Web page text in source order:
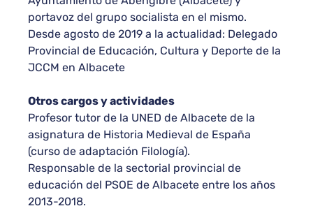
portavoz del grupo socialista en el mismo.
Desde agosto de 2019 a la actualidad: Delegado
Provincial de Educación, Cultura y Deporte de la
JCCM en Albacete
Otros cargos y actividades
Profesor tutor de la UNED de Albacete de la
asignatura de Historia Medieval de España
(curso de adaptación Filología).
Responsable de la sectorial provincial de
educación del PSOE de Albacete entre los años
2013-2018.